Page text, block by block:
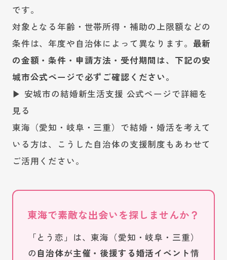
です。
対象となる年齢・世帯所得・補助の上限額などの
条件は、年度や自治体によって異なります。 最新
の金額・条件・申請方法・受付期間は、下記の安
城市公式ページで必ずご確認ください。
▶ 安城市の結婚新生活支援 公式ページで詳細を
見る
東海（愛知・岐阜・三重）で結婚・婚活を考えて
いる方は、こうした自治体の支援制度もあわせて
ご活用ください。
東海で素敵な出会いを探しませんか？
「とう恋」は、東海（愛知・岐阜・三重）
の 自治体が主催・後援する婚活イベント情